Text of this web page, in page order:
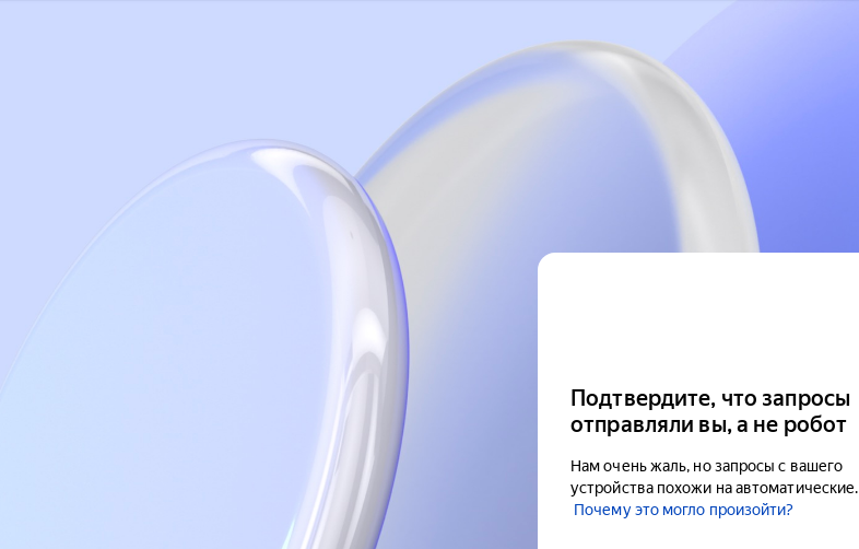
Подтвердите, что запросы
отправляли вы, а не робот
Нам очень жаль, но запросы с вашего
устройства похожи на автоматические.
Почему это могло произойти?